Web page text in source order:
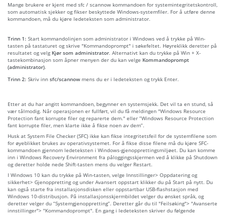
Mange brukere er kjent med sfc / scannow kommandoen for systemintegritetskontroll,
som automatisk sjekker og fikser beskyttede Windows-systemfiler. For å utføre denne
kommandoen, må du kjøre ledeteksten som administrator.
Trinn 1: Start kommandolinjen som administrator i Windows ved å trykke på Win-
tasten på tastaturet og skrive "Kommandoprompt" i søkefeltet. Høyreklikk deretter på
resultatet og velg Kjør som administrator. Alternativt kan du trykke på Win + X-
tastekombinasjon som åpner menyen der du kan velge Kommandoprompt
(administrator).
Trinn 2: Skriv inn sfc/scannow mens du er i ledeteksten og trykk Enter.
Etter at du har angitt kommandoen, begynner en systemsjekk. Det vil ta en stund, så
vær tålmodig. Når operasjonen er fullført, vil du få meldingen "Windows Resource
Protection fant korrupte filer og reparerte dem." eller “Windows Resource Protection
fant korrupte filer, men klarte ikke å fikse noen av dem”.
Husk at System File Checker (SFC) ikke kan fikse integritetsfeil for de systemfilene som
for øyeblikket brukes av operativsystemet. For å fikse disse filene må du kjøre SFC-
kommandoen gjennom ledeteksten i Windows-gjenopprettingsmiljøet. Du kan komme
inn i Windows Recovery Environment fra påloggingsskjermen ved å klikke på Shutdown
og deretter holde nede Shift-tasten mens du velger Restart.
I Windows 10 kan du trykke på Win-tasten, velge Innstillinger> Oppdatering og
sikkerhet> Gjenoppretting og under Avansert oppstart klikker du på Start på nytt. Du
kan også starte fra installasjonsdisken eller oppstartbar USB-flashstasjon med
Windows 10-distribusjon. På installasjonsskjermbildet velger du ønsket språk, og
deretter velger du “Systemgjenoppretting”. Deretter går du til "Feilsøking"> "Avanserte
innstillinger"> "Kommandoprompt". En gang i ledeteksten skriver du følgende